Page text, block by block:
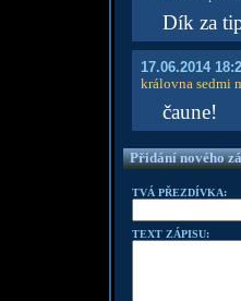
Dík za
17.06.2014
královna sedmi
čaune!
Přidání nového
TVÁ PŘEZDÍVKA:
TEXT ZÁPISU: